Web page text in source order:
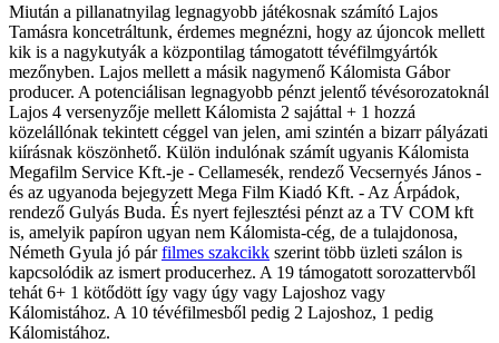
Miután a pillanatnyilag legnagyobb játékosnak számító Lajos
Tamásra koncetráltunk, érdemes megnézni, hogy az újoncok mellett
kik is a nagykutyák a központilag támogatott tévéfilmgyártók
mezőnyben. Lajos mellett a másik nagymenő Kálomista Gábor
producer. A potenciálisan legnagyobb pénzt jelentő tévésorozatoknál
Lajos 4 versenyzője mellett Kálomista 2 sajáttal + 1 hozzá
közelállónak tekintett céggel van jelen, ami szintén a bizarr pályázati
kiírásnak köszönhető. Külön indulónak számít ugyanis Kálomista
Megafilm Service Kft.-je - Cellamesék, rendező Vecsernyés János -
és az ugyanoda bejegyzett Mega Film Kiadó Kft. - Az Árpádok,
rendező Gulyás Buda. És nyert fejlesztési pénzt az a TV COM kft
is, amelyik papíron ugyan nem Kálomista-cég, de a tulajdonosa,
Németh Gyula jó párfilmes szakcikk szerint több üzleti szálon is
kapcsolódik az ismert producerhez. A 19 támogatott sorozattervből
tehát 6+ 1 kötődött így vagy úgy vagy Lajoshoz vagy
Kálomistához. A 10 tévéfilmesből pedig 2 Lajoshoz, 1 pedig
Kálomistához.